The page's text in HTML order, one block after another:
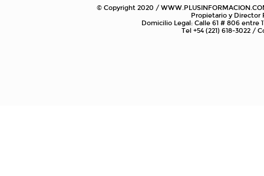
© Copyright 2020 /
Propietario y Director
Domicilio Legal: Calle 61 # 806 entre
Tel +54 (221) 618-3022 /